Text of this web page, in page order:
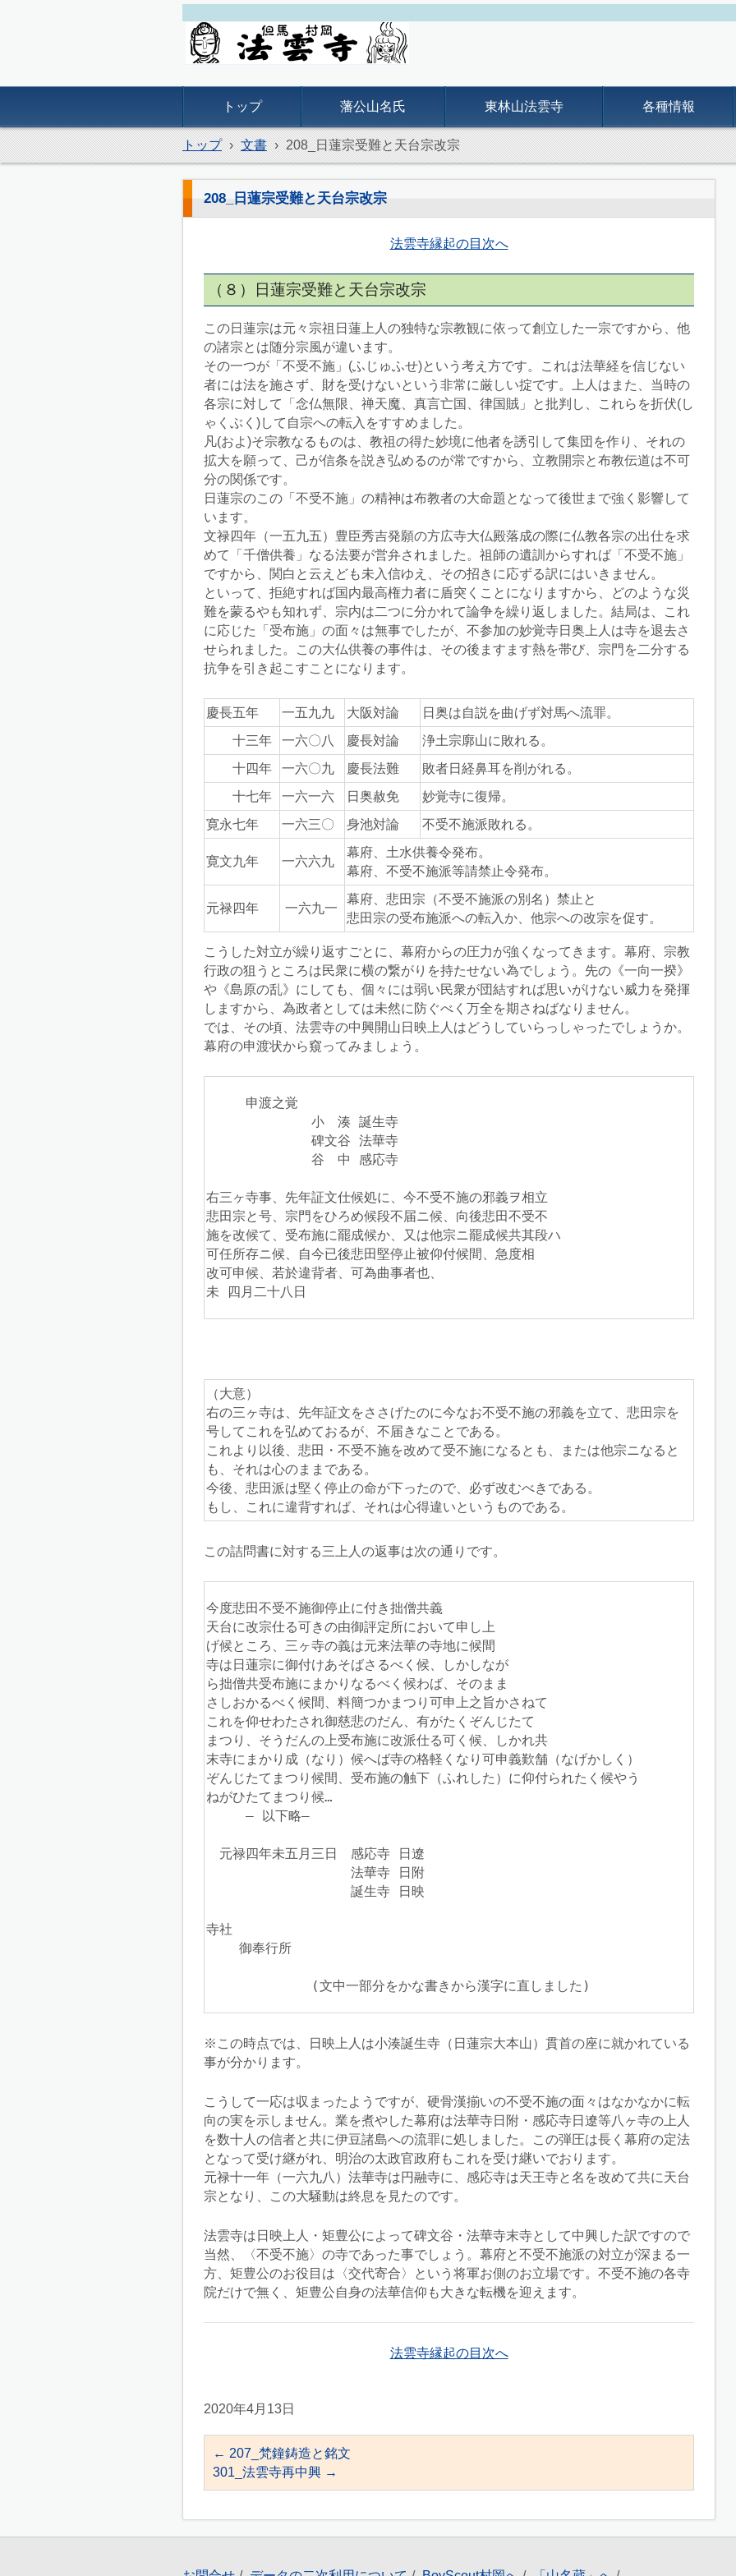
トップ 藩公山名氏 東林山法雲寺 各種情報
トップ › 文書 › 208_日蓮宗受難と天台宗改宗
208_日蓮宗受難と天台宗改宗
法雲寺縁起の目次へ
（８）日蓮宗受難と天台宗改宗
この日蓮宗は元々宗祖日蓮上人の独特な宗教観に依って創立した一宗ですから、他
の諸宗とは随分宗風が違います。
その一つが「不受不施」(ふじゅふせ)という考え方です。これは法華経を信じない
者には法を施さず、財を受けないという非常に厳しい掟です。上人はまた、当時の
各宗に対して「念仏無限、禅天魔、真言亡国、律国賊」と批判し、これらを折伏(し
ゃくぶく)して自宗への転入をすすめました。
凡(およ)そ宗教なるものは、教祖の得た妙境に他者を誘引して集団を作り、それの
拡大を願って、己が信条を説き弘めるのが常ですから、立教開宗と布教伝道は不可
分の関係です。
日蓮宗のこの「不受不施」の精神は布教者の大命題となって後世まで強く影響して
います。
文禄四年（一五九五）豊臣秀吉発願の方広寺大仏殿落成の際に仏教各宗の出仕を求
めて「千僧供養」なる法要が営弁されました。祖師の遺訓からすれば「不受不施」
ですから、関白と云えども未入信ゆえ、その招きに応ずる訳にはいきません。
といって、拒絶すれば国内最高権力者に盾突くことになりますから、どのような災
難を蒙るやも知れず、宗内は二つに分かれて論争を繰り返しました。結局は、これ
に応じた「受布施」の面々は無事でしたが、不参加の妙覚寺日奥上人は寺を退去さ
せられました。この大仏供養の事件は、その後ますます熱を帯び、宗門を二分する
抗争を引き起こすことになります。
慶長五年 一五九九 大阪対論
日奥は自説を曲げず対馬へ流罪。
十三年
一六〇八 慶長対論
浄土宗廓山に敗れる。
十四年
一六〇九 慶長法難
敗者日経鼻耳を削がれる。
十七年
一六一六 日奥赦免
妙覚寺に復帰。
寛永七年
一六三〇 身池対論 不受不施派敗れる。
寛文九年 一六六九
幕府、土水供養令発布。
幕府、不受不施派等請禁止令発布。
元禄四年 一六九一
幕府、悲田宗（不受不施派の別名）禁止と
悲田宗の受布施派への転入か、他宗への改宗を促す。
こうした対立が繰り返すごとに、幕府からの圧力が強くなってきます。幕府、宗教
行政の狙うところは民衆に横の繋がりを持たせない為でしょう。先の《一向一揆》
や《島原の乱》にしても、個々には弱い民衆が団結すれば思いがけない威力を発揮
しますから、為政者としては未然に防ぐべく万全を期さねばなりません。
では、その頃、法雲寺の中興開山日映上人はどうしていらっしゃったでしょうか。
幕府の申渡状から窺ってみましょう。
申渡之覚
小　湊 誕生寺
碑文谷 法華寺
谷　中 感応寺
右三ヶ寺事、先年証文仕候処に、今不受不施の邪義ヲ相立
悲田宗と号、宗門をひろめ候段不届ニ候、向後悲田不受不
施を改候て、受布施に罷成候か、又は他宗ニ罷成候共其段ハ
可任所存ニ候、自今已後悲田堅停止被仰付候間、急度相
改可申候、若於違背者、可為曲事者也、
未 四月二十八日
（大意）
右の三ヶ寺は、先年証文をささげたのに今なお不受不施の邪義を立て、悲田宗を
号してこれを弘めておるが、不届きなことである。
これより以後、悲田・不受不施を改めて受不施になるとも、または他宗ニなると
も、それは心のままである。
今後、悲田派は堅く停止の命が下ったので、必ず改むべきである。
もし、これに違背すれば、それは心得違いというものである。
この詰問書に対する三上人の返事は次の通りです。
今度悲田不受不施御停止に付き拙僧共義
天台に改宗仕る可きの由御評定所において申し上
げ候ところ、三ヶ寺の義は元来法華の寺地に候間
寺は日蓮宗に御付けあそばさるべく候、しかしなが
ら拙僧共受布施にまかりなるべく候わば、そのまま
さしおかるべく候間、料簡つかまつり可申上之旨かさねて
これを仰せわたされ御慈悲のだん、有がたくぞんじたて
まつり、そうだんの上受布施に改派仕る可く候、しかれ共
末寺にまかり成（なり）候へば寺の格軽くなり可申義歎舗（なげかしく）
ぞんじたてまつり候間、受布施の触下（ふれした）に仰付られたく候やう
ねがひたてまつり候…
― 以下略―
元禄四年未五月三日　感応寺 日遼
法華寺 日附
誕生寺 日映
寺社
(文中一部分をかな書きから漢字に直しました)
※この時点では、日映上人は小湊誕生寺（日蓮宗大本山）貫首の座に就かれている
事が分かります。
こうして一応は収まったようですが、硬骨漢揃いの不受不施の面々はなかなかに転
向の実を示しません。業を煮やした幕府は法華寺日附・感応寺日遼等八ヶ寺の上人
を数十人の信者と共に伊豆諸島への流罪に処しました。この弾圧は長く幕府の定法
となって受け継がれ、明治の太政官政府もこれを受け継いでおります。
元禄十一年（一六九八）法華寺は円融寺に、感応寺は天王寺と名を改めて共に天台
宗となり、この大騒動は終息を見たのです。
法雲寺は日映上人・矩豊公によって碑文谷・法華寺末寺として中興した訳ですので
当然、〈不受不施〉の寺であった事でしょう。幕府と不受不施派の対立が深まる一
方、矩豊公のお役目は〈交代寄合〉という将軍お側のお立場です。不受不施の各寺
院だけで無く、矩豊公自身の法華信仰も大きな転機を迎えます。
法雲寺縁起の目次へ
2020年4月13日
← 207_梵鐘鋳造と銘文
301_法雲寺再中興 →